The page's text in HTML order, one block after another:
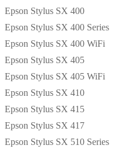
Epson Stylus SX 400
Epson Stylus SX 400 Series
Epson Stylus SX 400 WiFi
Epson Stylus SX 405
Epson Stylus SX 405 WiFi
Epson Stylus SX 410
Epson Stylus SX 415
Epson Stylus SX 417
Epson Stylus SX 510 Series